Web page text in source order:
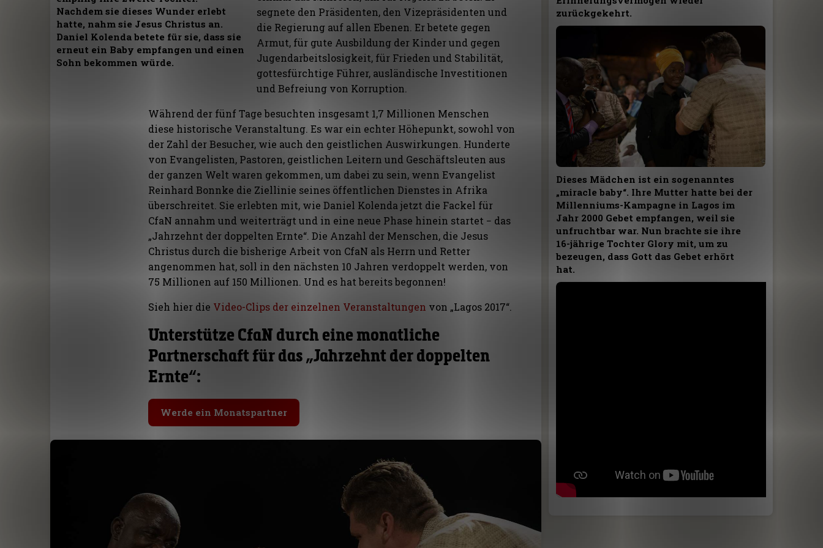
Nachdem sie dieses Wunder erlebt
hatte, nahm sie Jesus Christus an.
Daniel Kolenda betete für sie, dass sie
erneut ein Baby empfangen und einen
Sohn bekommen würde.
segnete den Präsidenten, den Vizepräsidenten und
die Regierung auf allen Ebenen. Er betete gegen
Armut, für gute Ausbildung der Kinder und gegen
Jugendarbeitslosigkeit, für Frieden und Stabilität,
gottesfürchtige Führer, ausländische Investitionen
und Befreiung von Korruption.
Während der fünf Tage besuchten insgesamt 1,7 Millionen Menschen
diese historische Veranstaltung. Es war ein echter Höhepunkt, sowohl von
der Zahl der Besucher, wie auch den geistlichen Auswirkungen. Hunderte
von Evangelisten, Pastoren, geistlichen Leitern und Geschäftsleuten aus
der ganzen Welt waren gekommen, um dabei zu sein, wenn Evangelist
Reinhard Bonnke die Ziellinie seines öffentlichen Dienstes in Afrika
überschreitet. Sie erlebten mit, wie Daniel Kolenda jetzt die Fackel für
CfaN annahm und weiterträgt und in eine neue Phase hinein startet − das
„Jahrzehnt der doppelten Ernte“. Die Anzahl der Menschen, die Jesus
Christus durch die bisherige Arbeit von CfaN als Herrn und Retter
angenommen hat, soll in den nächsten 10 Jahren verdoppelt werden, von
75 Millionen auf 150 Millionen. Und es hat bereits begonnen!
Sieh hier die Video-Clips der einzelnen Veranstaltungen von „Lagos 2017“.
Unterstütze CfaN durch eine monatliche
Partnerschaft für das „Jahrzehnt der doppelten
Ernte“:
Werde ein Monatspartner
zurückgekehrt.
Dieses Mädchen ist ein sogenanntes
„miracle baby“. Ihre Mutter hatte bei der
Millenniums-Kampagne in Lagos im
Jahr 2000 Gebet empfangen, weil sie
unfruchtbar war. Nun brachte sie ihre
16-jährige Tochter Glory mit, um zu
bezeugen, dass Gott das Gebet erhört
hat.